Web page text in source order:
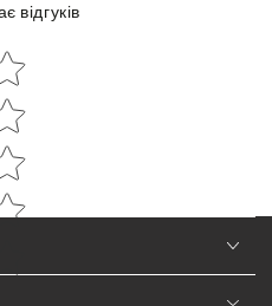
rating
відгуків
rating